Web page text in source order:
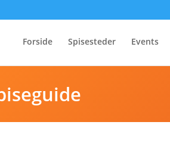
Forside Spisesteder Events